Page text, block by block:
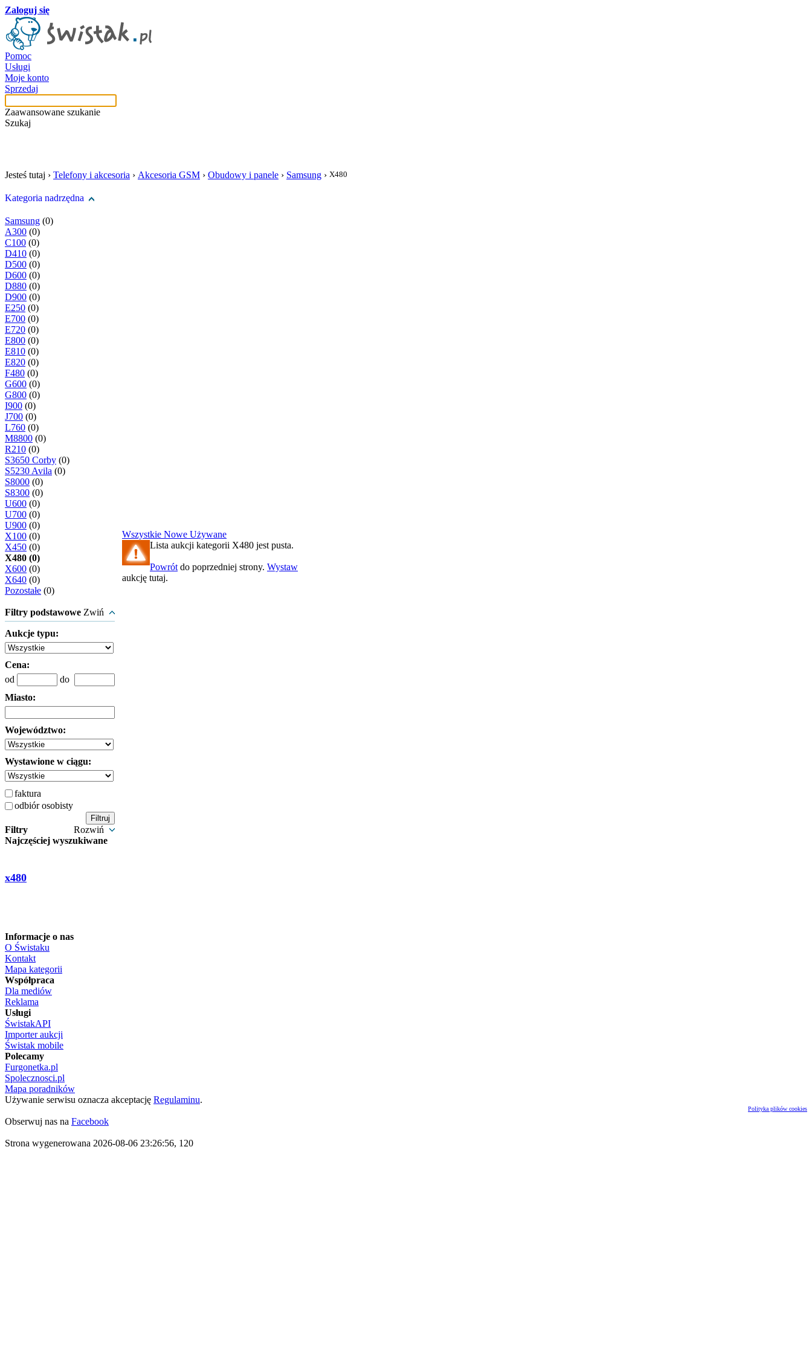
Zaloguj się
Pomoc
Usługi
Moje konto
Sprzedaj
Zaawansowane szukanie
Szukaj
Jesteś tutaj › Telefony i akcesoria › Akcesoria GSM › Obudowy i panele › Samsung › X480
Kategoria nadrzędna
Samsung (0)
A300 (0)
C100 (0)
D410 (0)
D500 (0)
D600 (0)
D880 (0)
D900 (0)
E250 (0)
E700 (0)
E720 (0)
E800 (0)
E810 (0)
E820 (0)
F480 (0)
G600 (0)
G800 (0)
I900 (0)
J700 (0)
L760 (0)
M8800 (0)
R210 (0)
S3650 Corby (0)
S5230 Avila (0)
S8000 (0)
S8300 (0)
U600 (0)
U700 (0)
U900 (0)
X100 (0)
X450 (0)
X480 (0)
X600 (0)
X640 (0)
Pozostałe (0)
Filtry podstawowe Zwiń
Aukcje typu:
Cena:
od
do
Miasto:
Województwo:
Wystawione w ciągu:
faktura
odbiór osobisty
Filtry
Rozwiń
Najczęściej wyszukiwane
x480
Wszystkie Nowe Używane
Lista aukcji kategorii X480 jest pusta.
Powrót do poprzedniej strony. Wystaw
aukcję tutaj.
Informacje o nas
O Świstaku
Kontakt
Mapa kategorii
Współpraca
Dla mediów
Reklama
Usługi
ŚwistakAPI
Importer aukcji
Świstak mobile
Polecamy
Furgonetka.pl
Spolecznosci.pl
Mapa poradników
Używanie serwisu oznacza akceptację Regulaminu.
Polityka plików cookies
Obserwuj nas na Facebook
Strona wygenerowana 2026-08-06 23:26:56, 120